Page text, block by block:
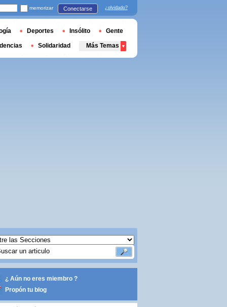
¿ Aún no eres miembro ?
Propón tu blog
memorizar Conectarse ¿olvidado?
Deportes Insólito Gente
Solidaridad Más Temas